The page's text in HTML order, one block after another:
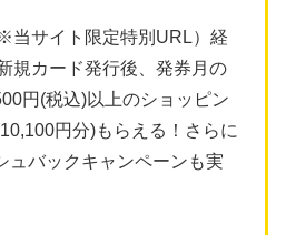
※当サイト限定特別URL）経
規カード発行後、発券月の
円(税込)以上のショッピン
円分)もらえる！さらに
ュバックキャンペーンも実